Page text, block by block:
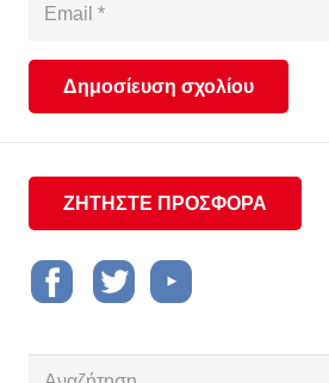
Δημοσίευση σχολίου
ΖΗΤΗΣΤΕ ΠΡΟΣΦΟΡΑ